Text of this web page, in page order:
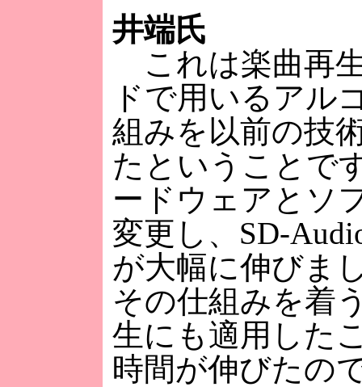
井端氏
これは楽曲再
ドで用いるアル
組みを以前の技
たということで
ードウェアとソ
変更し、SD-
が大幅に伸びま
その仕組みを着
生にも適用した
時間が伸びたの